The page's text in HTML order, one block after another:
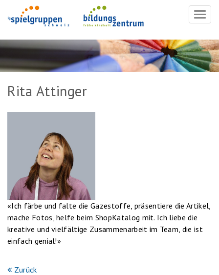
Rita Attinger
«Ich färbe und falte die Gazestoffe, präsentiere die Artikel,
mache Fotos, helfe beim ShopKatalog mit. Ich liebe die
kreative und vielfältige Zusammenarbeit im Team, die ist
einfach genial!»
Zurück